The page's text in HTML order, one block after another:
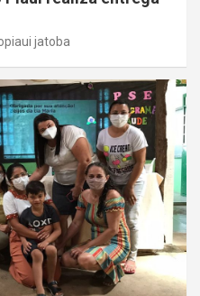
jatoba